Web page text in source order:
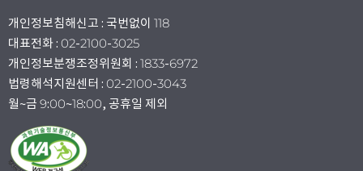
개인정보침해신고 : 국번없이 118
대표전화 : 02-2100-3025
개인정보분쟁조정위원회 : 1833-6972
법령해석지원센터 : 02-2100-3043
월~금 9:00~18:00, 공휴일 제외